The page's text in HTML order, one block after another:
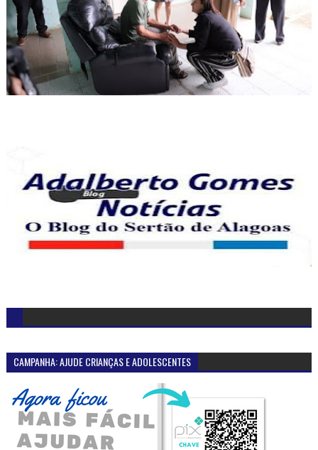
CAMPANHA: AJUDE CRIANÇAS E ADOLESCENTES